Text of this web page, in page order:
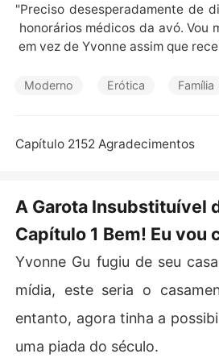
Contos Curtos
"Preciso desesperadamente de
honorários médicos da avó. Vou
em vez de Yvonne assim que
Quando sua irmã Yvonne fugiu
rles é rico e poderoso. O nome
Moderno Erótica Família
Capítulo 2152 Agradecimentos
A Garota Insubstituível
Capítulo 1 Bem! Eu vou
Yvonne Gu fugiu de seu
mídia, este seria o
entanto, agora tinha a
uma piada do século.